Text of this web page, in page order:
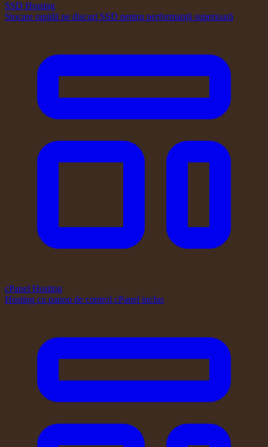
SSD Hosting
Stocare rapidă pe discuri SSD pentru performanță superioară
cPanel Hosting
Hosting cu panou de control cPanel inclus